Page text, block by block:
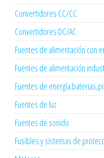
Convertidores CC/CC
Convertidores DC/AC
Fuentes de alimentación con
Fuentes de alimentación
Fuentes de
Fuentes de luz
Fuentes de sonido
Fusibles y sistemas de